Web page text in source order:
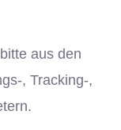
aus den
, Tracking-,